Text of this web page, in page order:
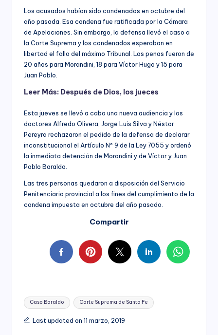
Los acusados habían sido condenados en octubre del
año pasada. Esa condena fue ratificada por la Cámara
de Apelaciones. Sin embargo, la defensa llevó el caso a
la Corte Suprema y los condenados esperaban en
libertad el fallo del máximo Tribunal. Las penas fueron de
20 años para Morandini, 18 para Víctor Hugo y 15 para
Juan Pablo.
Leer Más: Después de Dios, los jueces
Esta jueves se llevó a cabo una nueva audiencia y los
doctores Alfredo Olivera, Jorge Luis Silva y Néstor
Pereyra rechazaron el pedido de la defensa de declarar
inconstitucional el Artículo Nº 9 de la Ley 7055 y ordenó
la inmediata detención de Morandini y de Víctor y Juan
Pablo Baraldo.
Las tres personas quedaron a disposición del Servicio
Penitenciario provincial a los fines del cumplimiento de la
condena impuesta en octubre del año pasado.
Compartir
Tags:
Caso Baraldo Corte Suprema de Santa Fe
Last updated on 11 marzo, 2019